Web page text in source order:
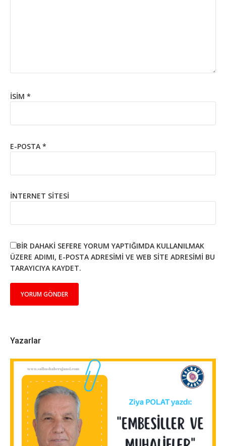
İSIM *
E-POSTA *
İNTERNET SITESI
BIR DAHAKI SEFERE YORUM YAPTIĞIMDA KULLANILMAK
ÜZERE ADIMI, E-POSTA ADRESIMI VE WEB SITE ADRESIMI BU
TARAYICIYA KAYDET.
Yazarlar